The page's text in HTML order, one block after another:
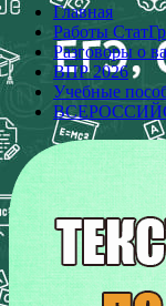
Главная
Работы
Разговоры о
ВПР 2026
Учебные